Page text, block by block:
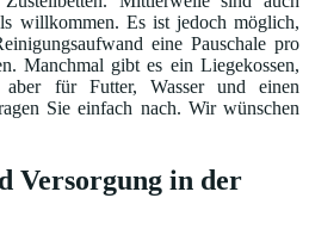
willkommen. Es ist jedoch möglich,
eine Pauschale pro
Manchmal gibt es ein Liegekossen,
für Futter, Wasser und einen
Sie einfach nach. Wir wünschen
Versorgung in der